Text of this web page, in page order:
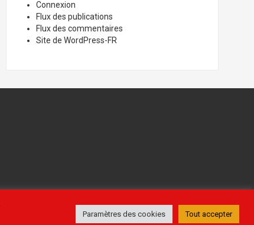
Connexion
Flux des publications
Flux des commentaires
Site de WordPress-FR
Paramètres des cookies Tout accepter